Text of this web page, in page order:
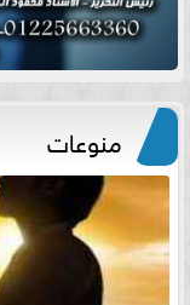
منوعات